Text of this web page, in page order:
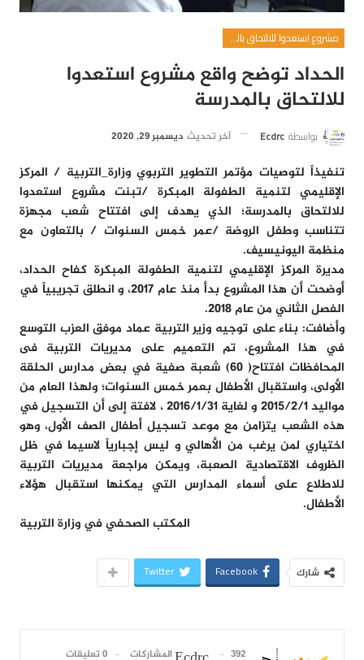
مشروع استعدوا للالتحاق بالمدرسة
الحداد توضح واقع مشروع استعدوا
للالتحاق بالمدرسة
بواسطة Ecdrc آخر تحديث ديسمبر 29, 2020
تنفيذاً لتوصيات مؤتمر التطوير التربوي وزارة_التربية / المركز
الإقليمي لتنمية الطفولة المبكرة /تبنت مشروع استعدوا
للالتحاق بالمدرسة؛ الذي يهدف إلى افتتاح شعب مجهزة
تتناسب وطفل الروضة /عمر خمس السنوات / بالتعاون مع
منظمة اليونيسيف.
مديرة المركز الإقليمي لتنمية الطفولة المبكرة كفاح الحداد،
أوضحت أن هذا المشروع بدأ منذ عام ٢٠١٧، و انطلق تجريبياً في
الفصل الثاني من عام ٢٠١٨.
وأضافت: بناء على توجيه وزير التربية عماد موفق العزب التوسع
في هذا المشروع، تم التعميم على مديريات التربية فى
المحافظات افتتاح( ٦٠) شعبة صفية في بعض مدارس الحلقة
الأولى، واستقبال الأطفال بعمر خمس السنوات؛ ولهذا العام من
مواليد ٢٠١٥/٢/١ و لغاية ٢٠١٦/١/٣١ ، لافتة إلى أن التسجيل في
هذه الشعب يتزامن مع موعد تسجيل أطفال الصف الأول، وهو
اختياري لمن يرغب من الأهالي و ليس إجبارياً لاسيما في ظل
الظروف الاقتصادية الصعبة، ويمكن مراجعة مديريات التربية
للاطلاع على أسماء المدارس التي يمكنها استقبال هؤلاء
الأطفال.
المكتب الصحفي في وزارة التربية
شارك Facebook
Twitter
392 المشاركات 0 تعليقات